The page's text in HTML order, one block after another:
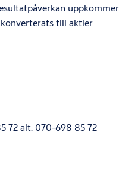
till aktier.
72 alt. 070-698 85 72